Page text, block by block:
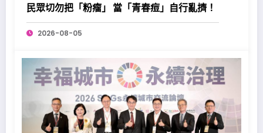
民眾切勿把「粉瘤」 當「青春痘」自行亂擠！
2026-08-05